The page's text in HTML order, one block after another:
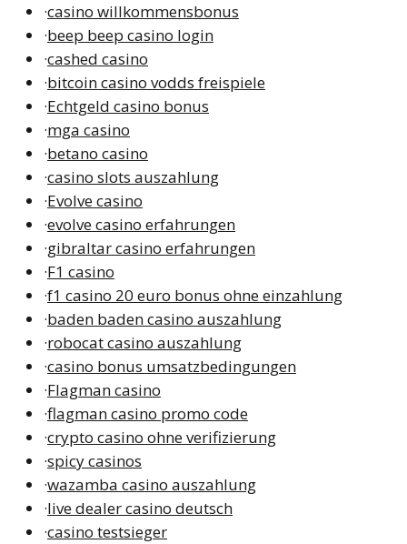
·casino willkommensbonus
·beep beep casino login
·cashed casino
·bitcoin casino vodds freispiele
·Echtgeld casino bonus
·mga casino
·betano casino
·casino slots auszahlung
·Evolve casino
·evolve casino erfahrungen
·gibraltar casino erfahrungen
·F1 casino
·f1 casino 20 euro bonus ohne einzahlung
·baden baden casino auszahlung
·robocat casino auszahlung
·casino bonus umsatzbedingungen
·Flagman casino
·flagman casino promo code
·crypto casino ohne verifizierung
·spicy casinos
·wazamba casino auszahlung
·live dealer casino deutsch
·casino testsieger